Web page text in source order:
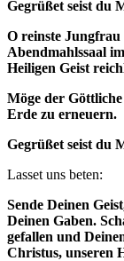
Gegrüßet seist du
O reinste
Abendmahlssaal
Heiligen Geist
Möge der
Erde zu erneuern.
Gegrüßet seist du
Lasset uns beten:
Sende Deinen
Deinen Gaben.
gefallen und
Christus, unseren